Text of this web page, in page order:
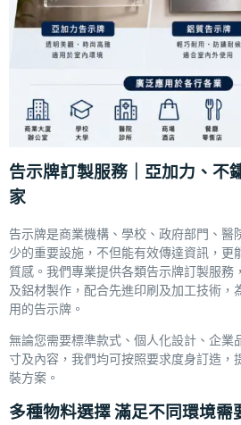
告示牌訂製服務｜亞加力、不
家
告示牌是商業機構、學校、政府部門、醫
少的重要設施，不但能有效傳達資訊，更
質感。我們專業提供各類告示牌訂製服務
及鋁材製作，配合先進印刷及加工技術，
用的告示牌。
無論您需要標準款式、個人化設計、企業
寸及內容，我們均可按照要求度身訂造，
裝方案。
多種物料選擇 滿足不同環境需